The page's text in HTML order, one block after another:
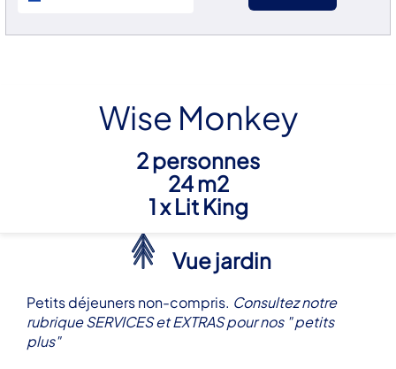
Wise Monkey
2 personnes
24 m2
1 x Lit King
Vue jardin
Petits déjeuners non-compris. Consultez notre
rubrique SERVICES et EXTRAS pour nos " petits
plus"